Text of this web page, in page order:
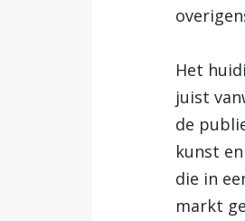
Het
juist
de
kunst
die in
markt